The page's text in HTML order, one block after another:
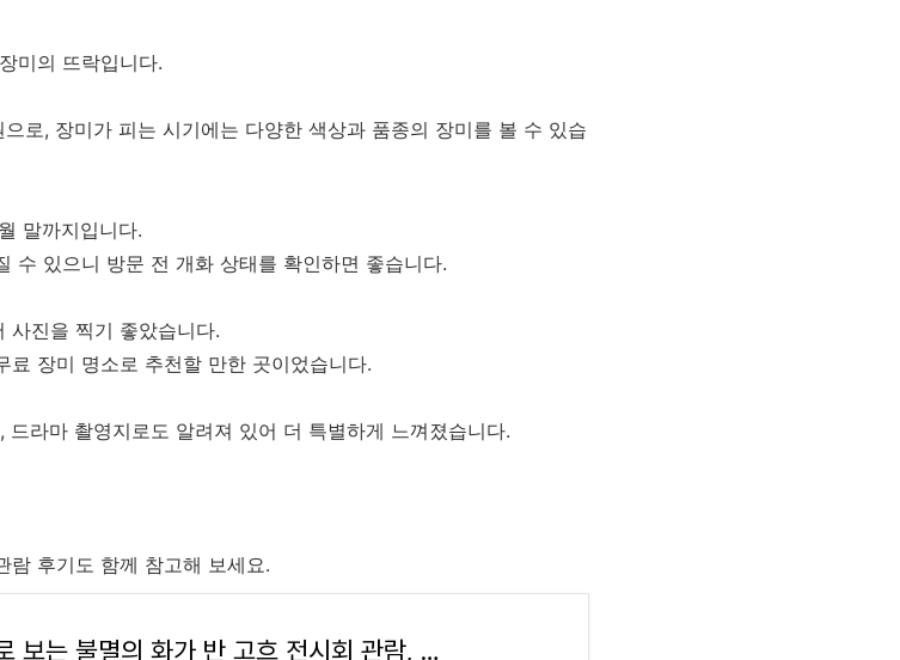
미의 뜨락입니다.
로, 장미가 피는 시기에는 다양한 색상과 품종의 장미를 볼 수 있습
말까지입니다.
수 있으니 방문 전 개화 상태를 확인하면 좋습니다.
사진을 찍기 좋았습니다.
장미 명소로 추천할 만한 곳이었습니다.
라마 촬영지로도 알려져 있어 더 특별하게 느껴졌습니다.
람 후기도 함께 참고해 보세요.
원화 실물로 보는 불멸의 화가 반 고흐 전시회 관람, 오디오 가이드 후기